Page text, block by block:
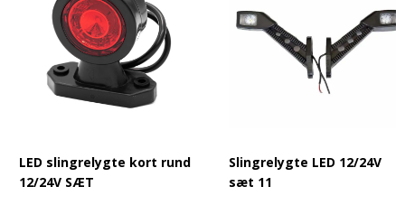
LED slingrelygte kort rund
12/24V SÆT
Slingrelygte LED 12/24V
sæt 11